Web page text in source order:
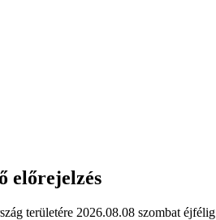
előrejelzés
területére 2026.08.08 szombat éjfélig